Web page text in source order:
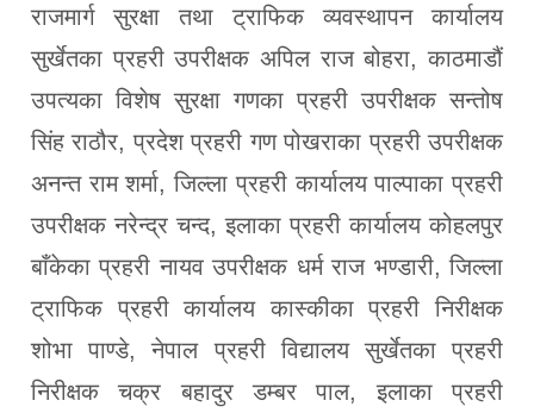
राजमार्ग सुरक्षा तथा ट्राफिक व्यवस्थापन कार्यालय
सुर्खेतका प्रहरी उपरीक्षक अपिल राज बोहरा, काठमाडौं
उपत्यका विशेष सुरक्षा गणका प्रहरी उपरीक्षक सन्तोष
सिंह राठौर, प्रदेश प्रहरी गण पोखराका प्रहरी उपरीक्षक
अनन्त राम शर्मा, जिल्ला प्रहरी कार्यालय पाल्पाका प्रहरी
उपरीक्षक नरेन्द्र चन्द, इलाका प्रहरी कार्यालय कोहलपुर
बाँकेका प्रहरी नायव उपरीक्षक धर्म राज भण्डारी, जिल्ला
ट्राफिक प्रहरी कार्यालय कास्कीका प्रहरी निरीक्षक
शोभा पाण्डे, नेपाल प्रहरी विद्यालय सुर्खेतका प्रहरी
निरीक्षक चक्र बहादुर डम्बर पाल, इलाका प्रहरी